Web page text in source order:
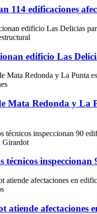
114 edificaciones
edificio Las
Mata Redonda y La
técnicos
atiende afectaciones